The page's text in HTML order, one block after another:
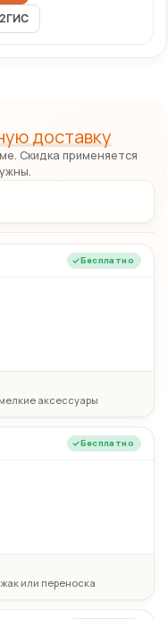
2ГИС
доставку
Скидка применяется
Бесплатно
аксессуары
Бесплатно
или переноска